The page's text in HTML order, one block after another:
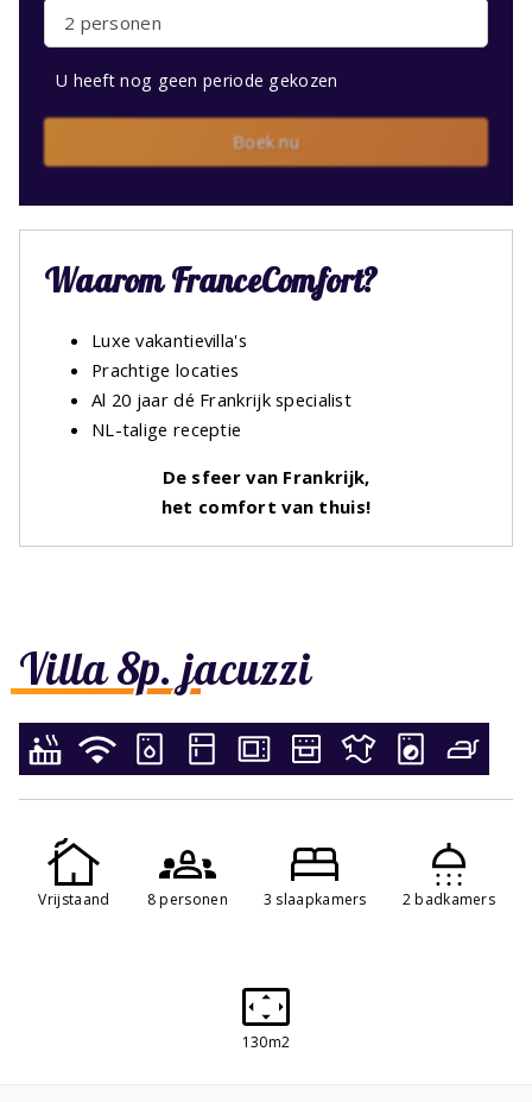
Villa 8p. jacuzzi
Vrijstaand 8 personen 3 slaapkamers 2 badkamers
130m2
2 personen
U heeft nog geen periode gekozen
Boek nu
Waarom FranceComfort?
Luxe vakantievilla's
Prachtige locaties
Al 20 jaar dé Frankrijk specialist
NL-talige receptie
De sfeer van Frankrijk,
het comfort van thuis!